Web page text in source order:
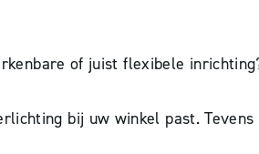
of juist flexibele
bij uw winkel past.